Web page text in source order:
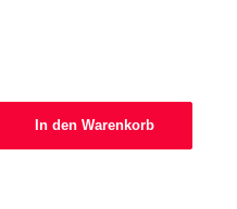
In den Warenkorb